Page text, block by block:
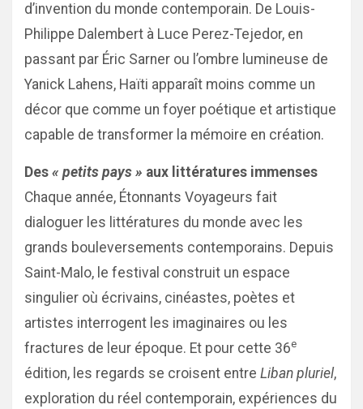
d’invention du monde contemporain. De Louis-
Philippe Dalembert à Luce Perez-Tejedor, en
passant par Éric Sarner ou l’ombre lumineuse de
Yanick Lahens, Haïti apparaît moins comme un
décor que comme un foyer poétique et artistique
capable de transformer la mémoire en création.
Des « petits pays » aux littératures immenses
Chaque année, Étonnants Voyageurs fait
dialoguer les littératures du monde avec les
grands bouleversements contemporains. Depuis
Saint-Malo, le festival construit un espace
singulier où écrivains, cinéastes, poètes et
artistes interrogent les imaginaires ou les
fractures de leur époque. Et pour cette 36e
édition, les regards se croisent entre Liban pluriel,
exploration du réel contemporain, expériences du